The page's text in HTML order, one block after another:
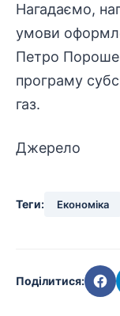
Нагадаємо,
умови
Петро
програму
газ.
Джерело
Теги: Економіка
Поділитися: